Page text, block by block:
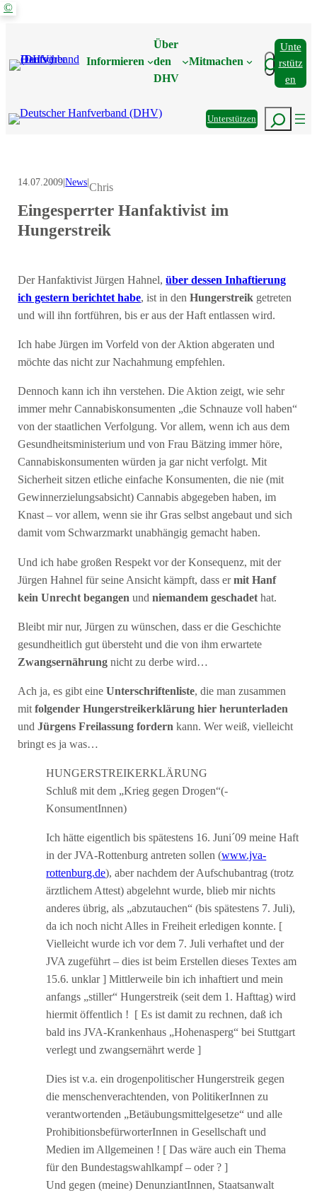
Zum
Informieren
Über
den
DHV
Mitmachen Suchen
Unte
Rstütz
En
UnterstützenSuchen
©
14.07.2009|News|Chris
Eingesperrter Hanfaktivist im
Hungerstreik
Der Hanfaktivist Jürgen Hahnel,über dessen Inhaftierung
ich gestern berichtet habe, ist in denHungerstreik getreten
und will ihn fortführen, bis er aus der Haft entlassen wird.
Ich habe Jürgen im Vorfeld von der Aktion abgeraten und
möchte das nicht zur Nachahmung empfehlen.
Dennoch kann ich ihn verstehen. Die Aktion zeigt, wie sehr
immer mehr Cannabiskonsumenten „die Schnauze voll haben“
von der staatlichen Verfolgung. Vor allem, wenn ich aus dem
Gesundheitsministerium und von Frau Bätzing immer höre,
Cannabiskonsumenten würden ja gar nicht verfolgt. Mit
Sicherheit sitzen etliche einfache Konsumenten, die nie (mit
Gewinnerzielungsabsicht) Cannabis abgegeben haben, im
Knast – vor allem, wenn sie ihr Gras selbst angebaut und sich
damit vom Schwarzmarkt unabhängig gemacht haben.
Und ich habe großen Respekt vor der Konsequenz, mit der
Jürgen Hahnel für seine Ansicht kämpft, dass ermit Hanf
kein Unrecht begangen undniemandem geschadet hat.
Bleibt mir nur, Jürgen zu wünschen, dass er die Geschichte
gesundheitlich gut übersteht und die von ihm erwartete
Zwangsernährung nicht zu derbe wird…
Ach ja, es gibt eineUnterschriftenliste, die man zusammen
mitfolgender Hungerstreikerklärung hier herunterladen
undJürgens Freilassung fordern kann. Wer weiß, vielleicht
bringt es ja was…
HUNGERSTREIKERKLÄRUNG
Schluß mit dem „Krieg gegen Drogen“(-
KonsumentInnen)
Ich hätte eigentlich bis spätestens 16. Juni´09 meine Haft
in der JVA-Rottenburg antreten sollen (www.jva-
rottenburg.de), aber nachdem der Aufschubantrag (trotz
ärztlichem Attest) abgelehnt wurde, blieb mir nichts
anderes übrig, als „abzutauchen“ (bis spätestens 7. Juli),
da ich noch nicht Alles in Freiheit erledigen konnte. [
Vielleicht wurde ich vor dem 7. Juli verhaftet und der
JVA zugeführt – dies ist beim Erstellen dieses Textes am
15.6. unklar ] Mittlerweile bin ich inhaftiert und mein
anfangs „stiller“ Hungerstreik (seit dem 1. Hafttag) wird
hiermit öffentlich ! [ Es ist damit zu rechnen, daß ich
bald ins JVA-Krankenhaus „Hohenasperg“ bei Stuttgart
verlegt und zwangsernährt werde ]
Dies ist v.a. ein drogenpolitischer Hungerstreik gegen
die menschenverachtenden, von PolitikerInnen zu
verantwortenden „Betäubungsmittelgesetze“ und alle
ProhibitionsbefürworterInnen in Gesellschaft und
Medien im Allgemeinen ! [ Das wäre auch ein Thema
für den Bundestagswahlkampf – oder ? ]
Und gegen (meine) DenunziantInnen, Staatsanwalt